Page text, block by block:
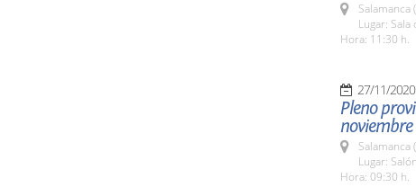
Salamanca
Lugar:
Hora: 11:30 h.
27/11/2020
Pleno
noviembre
Salamanca
Lugar:
Hora: 09:30 h.